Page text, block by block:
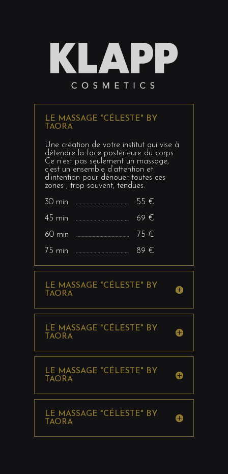
LE MASSAGE "CÉLESTE" BY
TAORA
Une création de votre institut qui vise à
détendre la face postérieure du corps.
Ce n’est pas seulement un massage,
c’est un ensemble d’attention et
d’intention pour dénouer toutes ces
zones , trop souvent, tendues.
30 min ………………………………… 55 €
45 min ………………………………… 69 €
60 min ………………………………… 75 €
75 min ………………………………… 89 €
LE MASSAGE "CÉLESTE" BY
TAORA
LE MASSAGE "CÉLESTE" BY
TAORA
LE MASSAGE "CÉLESTE" BY
TAORA
LE MASSAGE "CÉLESTE" BY
TAORA